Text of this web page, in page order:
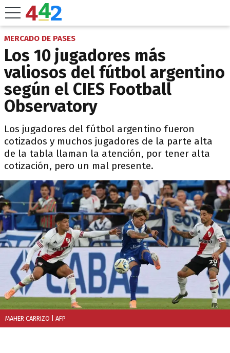
MERCADO DE PASES
Los 10 jugadores más
valiosos del fútbol argentino
según el CIES Football
Observatory
Los jugadores del fútbol argentino fueron
cotizados y muchos jugadores de la parte alta
de la tabla llaman la atención, por tener alta
cotización, pero un mal presente.
MAHER CARRIZO | AFP